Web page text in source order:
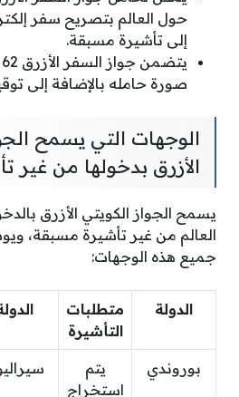
حول العالم بتصريح سفر
إلى تأشيرة مسبقة.
صورة حامله بالإضافة إلى
الوجهات التي يسمح
الأزرق بدخولها من غير
العالم من غير تأشيرة مسبقة،
جميع هذه الوجهات:
الدولة
متطلبات
التأشيرة
بوروندي
يتم
استخراج